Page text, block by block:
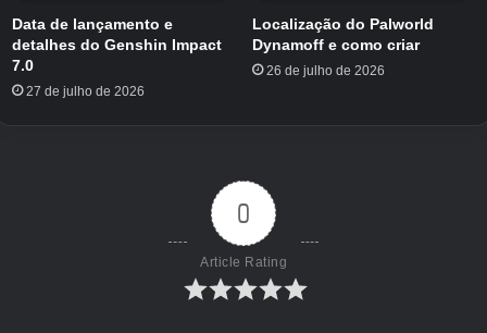
Walter faz – isso é ilegal).
Discurso – 5
Data de lançamento e
detalhes do Genshin Impact
7.0
27 de julho de 2026
Localização do Palworld
Dynamoff e como criar
26 de julho de 2026
0
Article Rating